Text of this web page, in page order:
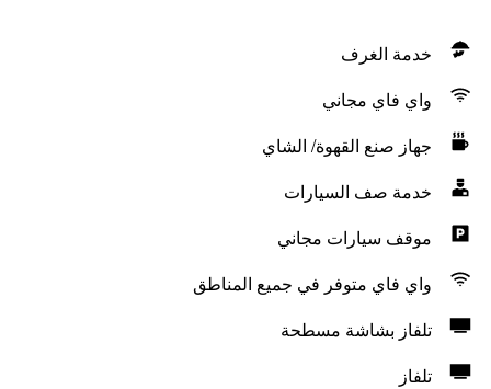
خدمة الغرف
واي فاي مجاني
جهاز صنع القهوة/ الشاي
خدمة صف السيارات
موقف سيارات مجاني
واي فاي متوفر في جميع المناطق
تلفاز بشاشة مسطحة
تلفاز